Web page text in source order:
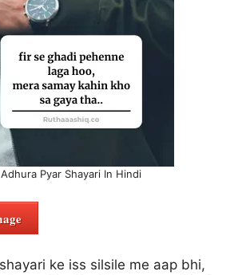
Adhura Pyar Shayari In Hindi
ke iss silsile me aap bhi,